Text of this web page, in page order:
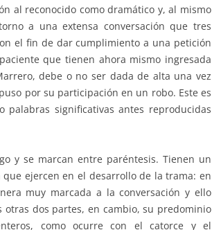
al reconocido como dramático y, al mismo
a una extensa conversación que tres
el fin de dar cumplimiento a una petición
que tienen ahora mismo ingresada
debe o no ser dada de alta una vez
por su participación en un robo. Este es
significativas antes reproducidas
y se marcan entre paréntesis. Tienen un
ejercen en el desarrollo de la trama: en
muy marcada a la conversación y ello
dos partes, en cambio, su predominio
como ocurre con el catorce y el